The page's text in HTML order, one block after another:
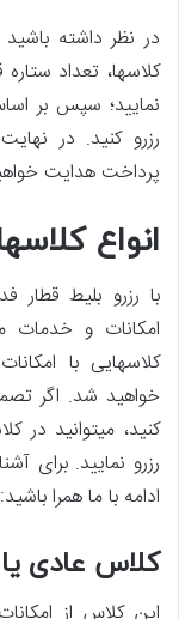
کلاس‏ها، تعداد
نمایید؛ سپس بر
رزرو کنید. در
پرداخت هدایت
انواع کلاس
امکانات و خدمات
کلاس‏هایی با
خواهید شد. اگر
کنید، می‏توانید در
رزرو نمایید. برای
ادامه با ما همرا باشید:
کلاس عادی